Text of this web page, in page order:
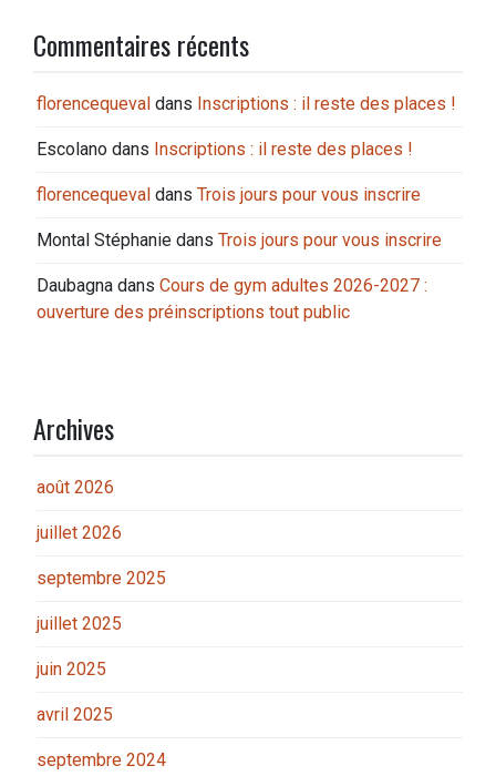
Commentaires récents
florencequeval dans Inscriptions : il reste des places !
Escolano dans Inscriptions : il reste des places !
florencequeval dans Trois jours pour vous inscrire
Montal Stéphanie dans Trois jours pour vous inscrire
Daubagna dans Cours de gym adultes 2026-2027 :
ouverture des préinscriptions tout public
Archives
août 2026
juillet 2026
septembre 2025
juillet 2025
juin 2025
avril 2025
septembre 2024